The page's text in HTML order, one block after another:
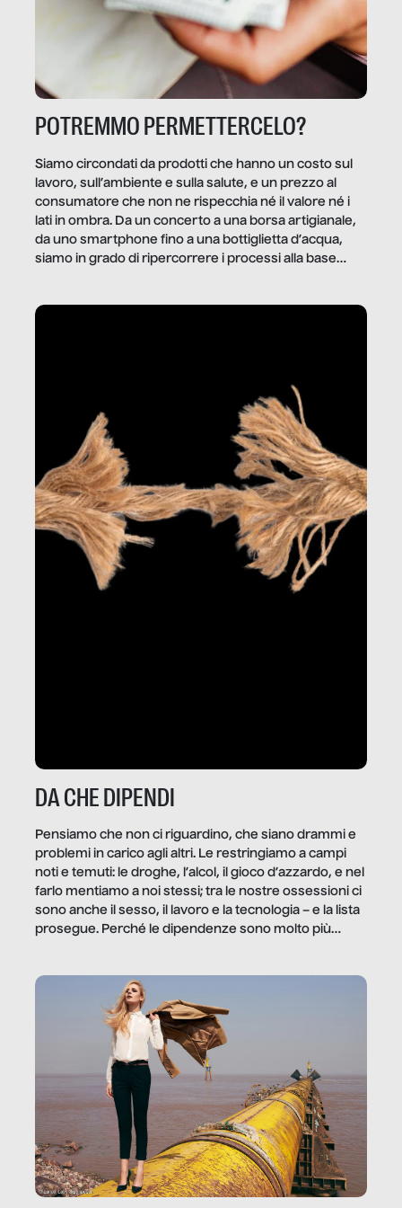
POTREMMO PERMETTERCELO?
Siamo circondati da prodotti che hanno un costo sul
lavoro, sull’ambiente e sulla salute, e un prezzo al
consumatore che non ne rispecchia né il valore né i
lati in ombra. Da un concerto a una borsa artigianale,
da uno smartphone fino a una bottiglietta d’acqua,
siamo in grado di ripercorrere i processi alla base
dietro gli oggetti e i servizi che fanno la nostra vita
DA CHE DIPENDI
Pensiamo che non ci riguardino, che siano drammi e
problemi in carico agli altri. Le restringiamo a campi
noti e temuti: le droghe, l’alcol, il gioco d’azzardo, e nel
farlo mentiamo a noi stessi; tra le nostre ossessioni ci
sono anche il sesso, il lavoro e la tecnologia – e la lista
prosegue. Perché le dipendenze sono molto più
trae un guadagno. In questo reportage vediamo
quale e come.